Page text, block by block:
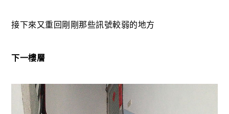
接下來又重回剛剛那些訊號較弱的地方
下一樓層